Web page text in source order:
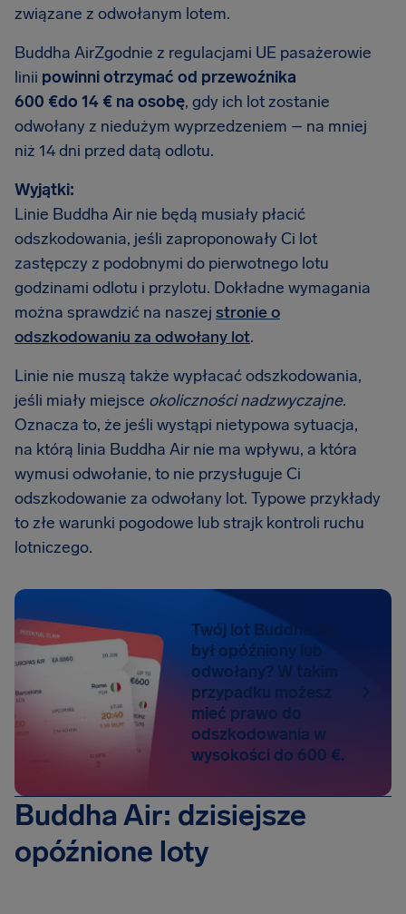
związane z odwołanym lotem.
Buddha AirZgodnie z regulacjami UE pasażerowie
linii powinni otrzymać od przewoźnika
600 €do 14 € na osobę, gdy ich lot zostanie
odwołany z niedużym wyprzedzeniem – na mniej
niż 14 dni przed datą odlotu.
Wyjątki:
Linie Buddha Air nie będą musiały płacić
odszkodowania, jeśli zaproponowały Ci lot
zastępczy z podobnymi do pierwotnego lotu
godzinami odlotu i przylotu. Dokładne wymagania
można sprawdzić na naszej stronie o
odszkodowaniu za odwołany lot.
Linie nie muszą także wypłacać odszkodowania,
jeśli miały miejsce okoliczności nadzwyczajne.
Oznacza to, że jeśli wystąpi nietypowa sytuacja,
na którą linia Buddha Air nie ma wpływu, a która
wymusi odwołanie, to nie przysługuje Ci
odszkodowanie za odwołany lot. Typowe przykłady
to złe warunki pogodowe lub strajk kontroli ruchu
lotniczego.
Twój lot Buddha Air
był opóźniony lub
odwołany? W takim
przypadku możesz
mieć prawo do
odszkodowania w
wysokości do 600 €.
Buddha Air: dzisiejsze
opóźnione loty